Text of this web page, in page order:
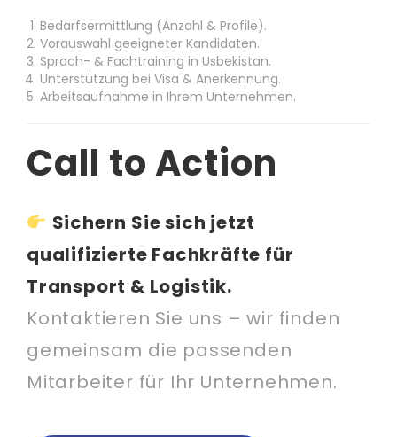
Bedarfsermittlung (Anzahl & Profile).
Vorauswahl geeigneter Kandidaten.
Sprach- & Fachtraining in Usbekistan.
Unterstützung bei Visa & Anerkennung.
Arbeitsaufnahme in Ihrem Unternehmen.
Call to Action
Sichern Sie sich jetzt
qualifizierte Fachkräfte für
Transport & Logistik.
Kontaktieren Sie uns – wir finden
gemeinsam die passenden
Mitarbeiter für Ihr Unternehmen.